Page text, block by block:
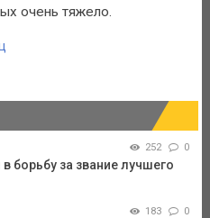
очень тяжело.
252 0
борьбу за звание лучшего
183 0